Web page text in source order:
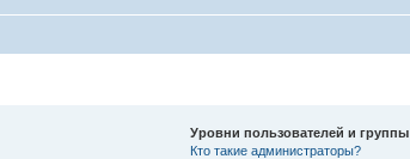
Уровни пользователей и группы
Кто такие администраторы?